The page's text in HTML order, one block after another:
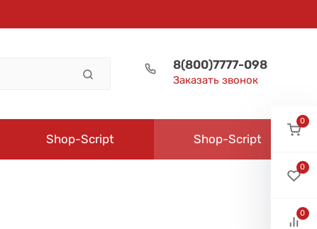
8(800)7777-098
Заказать звонок
Shop-Script Shop-Script
0
0
0